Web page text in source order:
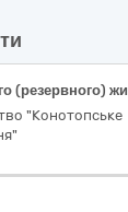
"Конотопське